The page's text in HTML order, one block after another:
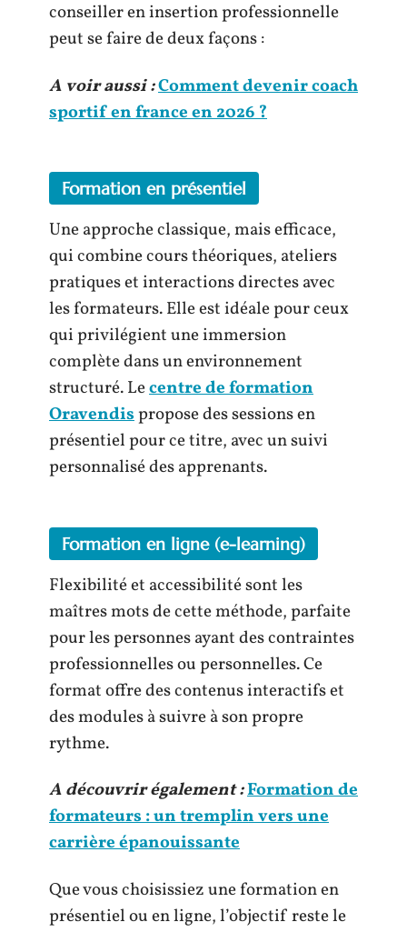
conseiller en insertion professionnelle
peut se faire de deux façons :
A voir aussi :Comment devenir coach
sportif en france en 2026 ?
Formation en présentiel
Une approche classique, mais efficace,
qui combine cours théoriques, ateliers
pratiques et interactions directes avec
les formateurs. Elle est idéale pour ceux
qui privilégient une immersion
complète dans un environnement
structuré. Lecentre de formation
Oravendispropose des sessions en
présentiel pour ce titre, avec un suivi
personnalisé des apprenants.
Formation en ligne (e-learning)
Flexibilité et accessibilité sont les
maîtres mots de cette méthode, parfaite
pour les personnes ayant des contraintes
professionnelles ou personnelles. Ce
format offre des contenus interactifs et
des modules à suivre à son propre
rythme.
A découvrir également :Formation de
formateurs : un tremplin vers une
carrière épanouissante
Que vous choisissiez une formation en
présentiel ou en ligne, l’objectif reste le